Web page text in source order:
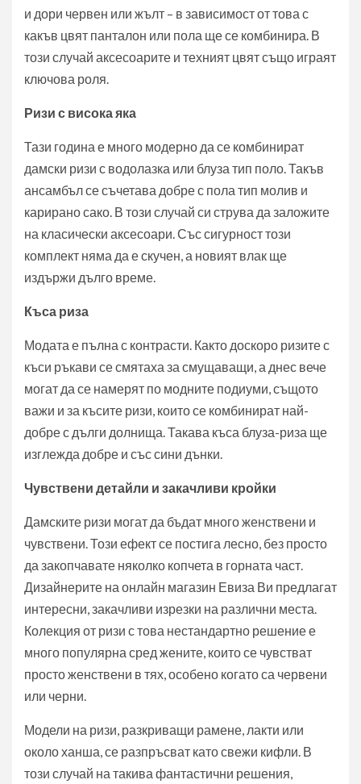
и дори червен или жълт – в зависимост от това с
какъв цвят панталон или пола ще се комбинира. В
този случай аксесоарите и техният цвят също играят
ключова роля.
Ризи с висока яка
Тази година е много модерно да се комбинират
дамски ризи с водолазка или блуза тип поло. Такъв
ансамбъл се съчетава добре с пола тип молив и
карирано сако. В този случай си струва да заложите
на класически аксесоари. Със сигурност този
комплект няма да е скучен, а новият влак ще
издържи дълго време.
Къса риза
Модата е пълна с контрасти. Както доскоро ризите с
къси ръкави се смятаха за смущаващи, а днес вече
могат да се намерят по модните подиуми, същото
важи и за късите ризи, които се комбинират най-
добре с дълги долнища. Такава къса блуза-риза ще
изглежда добре и със сини дънки.
Чувствени детайли и закачливи кройки
Дамските ризи могат да бъдат много женствени и
чувствени. Този ефект се постига лесно, без просто
да закопчавате няколко копчета в горната част.
Дизайнерите на онлайн магазин Евиза Ви предлагат
интересни, закачливи изрезки на различни места.
Колекция от ризи с това нестандартно решение е
много популярна сред жените, които се чувстват
просто женствени в тях, особено когато са червени
или черни.
Модели на ризи, разкриващи рамене, лакти или
около ханша, се разпръсват като свежи кифли. В
този случай на такива фантастични решения,